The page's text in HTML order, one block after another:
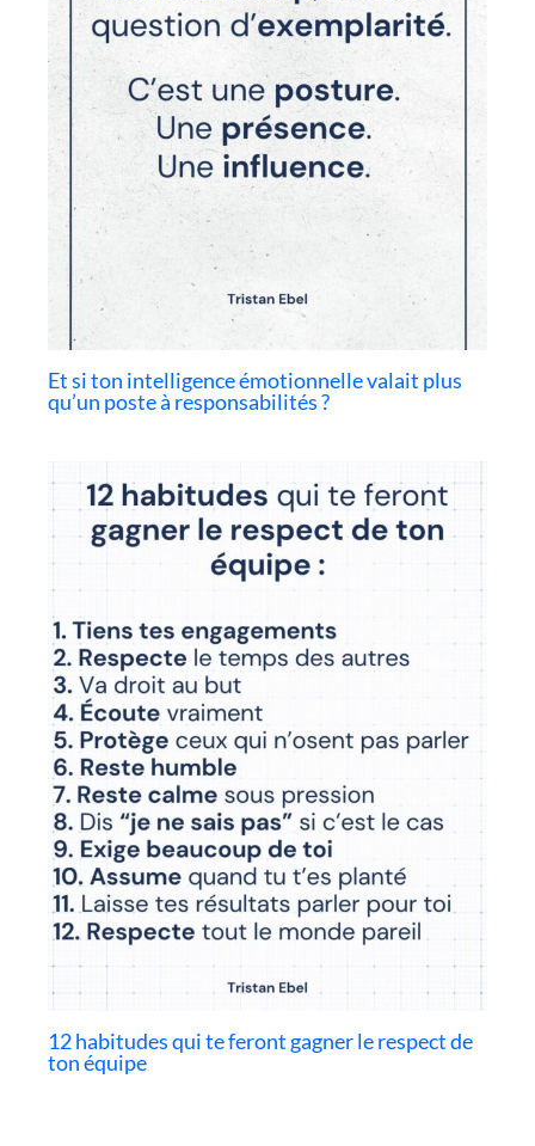
Et si ton intelligence émotionnelle valait plus
qu’un poste à responsabilités ?
12 habitudes qui te feront gagner le respect de
ton équipe